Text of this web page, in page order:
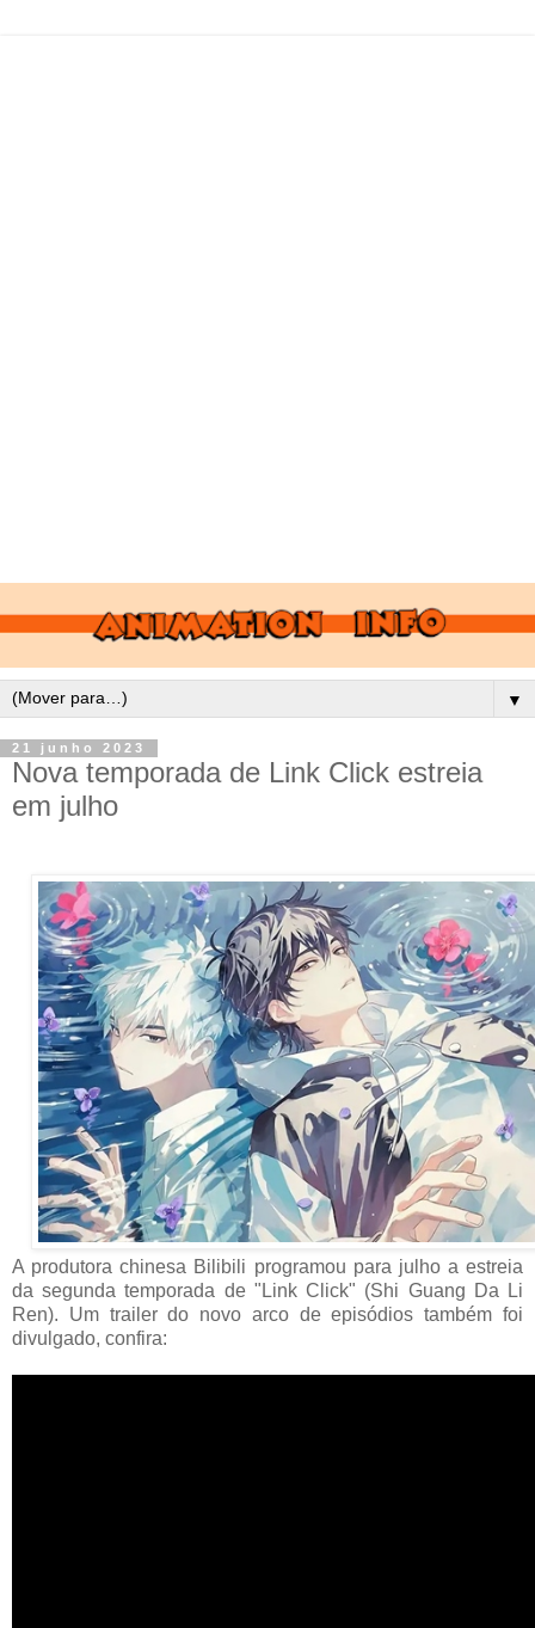
▼
21 junho 2023
Nova temporada de Link Click estreia
em julho
A produtora chinesa Bilibili programou para julho a estreia
da segunda temporada de "Link Click" (Shi Guang Da Li
Ren). Um trailer do novo arco de episódios também foi
divulgado, confira: